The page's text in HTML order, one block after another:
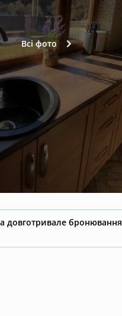
Всі фото
довготривале бронювання